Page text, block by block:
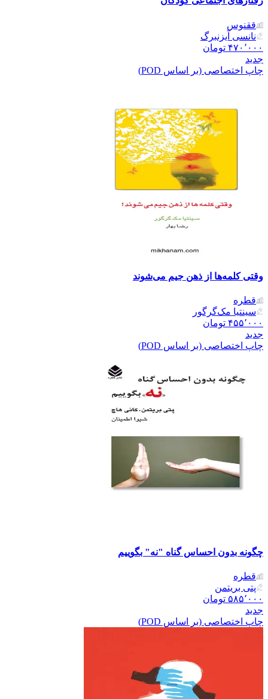
ققنوس
نانسی آیزنبرگ
۴۷۰٬۰۰۰ تومان
جدید
چاپ اختصاصی (بر اساس POD)
وقتی کلمه‌ها از ذهن جیم می‌شوند
قطره
سینتیا مک‌گرگور
۴۵۵٬۰۰۰ تومان
جدید
چاپ اختصاصی (بر اساس POD)
چگونه بدون احساس گناه "نه" بگوییم
قطره
پتی بریتمن
۵۸۵٬۰۰۰ تومان
جدید
چاپ اختصاصی (بر اساس POD)